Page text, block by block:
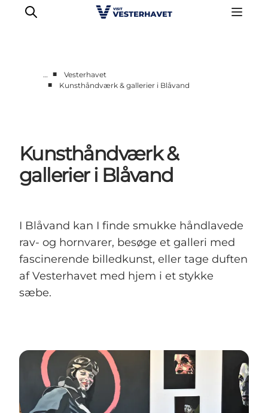
Mad & Overnatning
Køb billet
Planlæg din ferie
… ■
Vesterhavet
■
Kunsthåndværk & gallerier i Blåvand
Kunsthåndværk &
gallerier i Blåvand
I Blåvand kan I finde smukke håndlavede
rav- og hornvarer, besøge et galleri med
fascinerende billedkunst, eller tage duften
af Vesterhavet med hjem i et stykke
sæbe.